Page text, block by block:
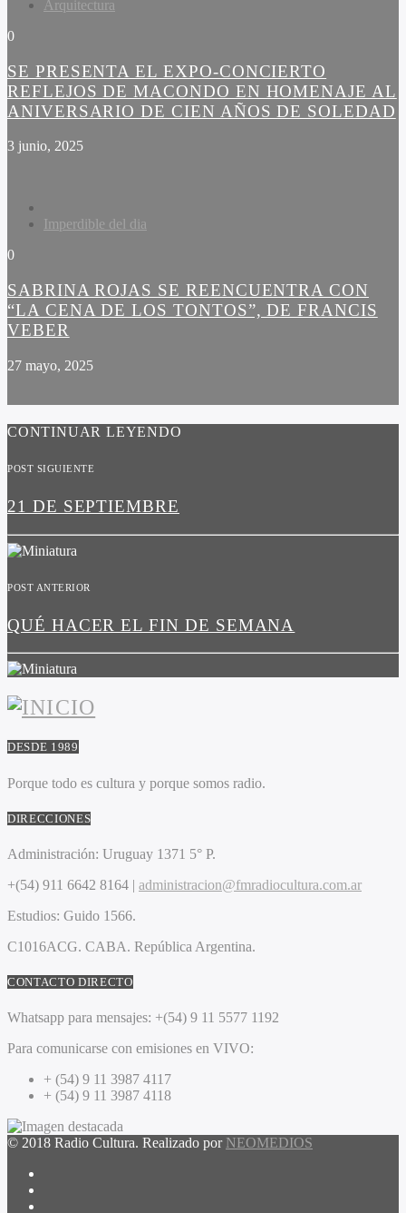
Arquitectura
0
SE PRESENTA EL EXPO-CONCIERTO
REFLEJOS DE MACONDO EN HOMENAJE AL
ANIVERSARIO DE CIEN AÑOS DE SOLEDAD
3 junio, 2025
Imperdible del dia
0
SABRINA ROJAS SE REENCUENTRA CON
“LA CENA DE LOS TONTOS”, DE FRANCIS
VEBER
27 mayo, 2025
CONTINUAR LEYENDO
POST SIGUIENTE
21 DE SEPTIEMBRE
POST ANTERIOR
QUÉ HACER EL FIN DE SEMANA
DESDE 1989
Porque todo es cultura y porque somos radio.
DIRECCIONES
Administración: Uruguay 1371 5° P.
+(54) 911 6642 8164 | administracion@fmradiocultura.com.ar
Estudios: Guido 1566.
C1016ACG. CABA. República Argentina.
CONTACTO DIRECTO
Whatsapp para mensajes: +(54) 9 11 5577 1192
Para comunicarse con emisiones en VIVO:
+ (54) 9 11 3987 4117
+ (54) 9 11 3987 4118
© 2018 Radio Cultura. Realizado por NEOMEDIOS